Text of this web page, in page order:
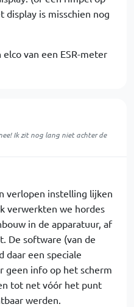
display is misschien nog
van een ESR-meter
Ik zit nog lang niet achter de
verlopen instelling lijken
verwerkten we hordes
in de apparatuur, af
De software (van de
daar een speciale
geen info op het scherm
tot net vóór het punt
werden.